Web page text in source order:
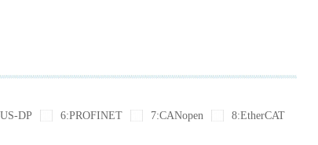
DP 6:PROFINET 7:CANopen
8:EtherCAT